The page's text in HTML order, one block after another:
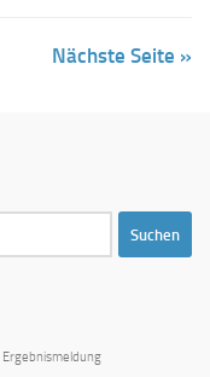
Nächste Seite »
Ergebnismeldung